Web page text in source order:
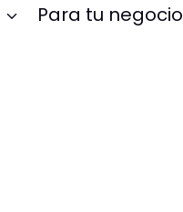
Para tu negocio